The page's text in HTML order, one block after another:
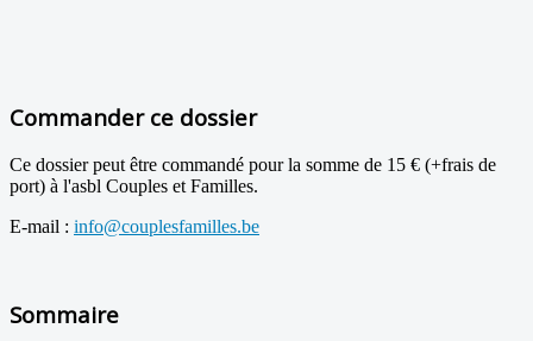
Commander ce dossier
Ce dossier peut être commandé pour la somme de 15 € (+frais de
port) à l'asbl Couples et Familles.
E-mail : info@couplesfamilles.be
Sommaire